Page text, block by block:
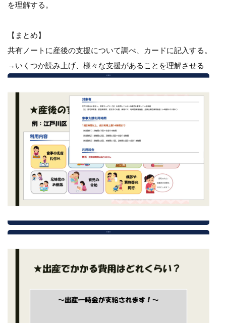
を理解する。
【まとめ】
共有ノートに産後の支援について調べ、カードに記入する。
→いくつか読み上げ、様々な支援があることを理解させる